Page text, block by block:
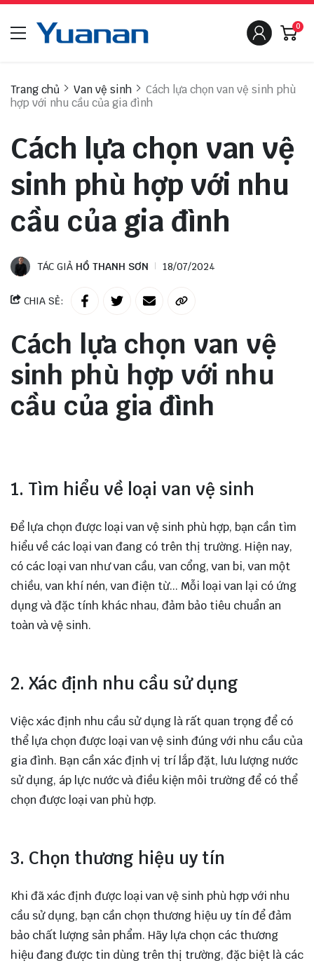
0
Trang chủ Van vệ sinh
Cách lựa chọn van vệ sinh phù
hợp với nhu cầu của gia đình
Cách lựa chọn van vệ
sinh phù hợp với nhu
cầu của gia đình
TÁC GIẢ HỒ THANH SƠN 18/07/2024
CHIA SẺ:
Cách lựa chọn van vệ
sinh phù hợp với nhu
cầu của gia đình
1. Tìm hiểu về loại van vệ sinh
Để lựa chọn được loại van vệ sinh phù hợp, bạn cần tìm
hiểu về các loại van đang có trên thị trường. Hiện nay,
có các loại van như van cầu, van cổng, van bi, van một
chiều, van khí nén, van điện từ... Mỗi loại van lại có ứng
dụng và đặc tính khác nhau, đảm bảo tiêu chuẩn an
toàn và vệ sinh.
2. Xác định nhu cầu sử dụng
Việc xác định nhu cầu sử dụng là rất quan trọng để có
thể lựa chọn được loại van vệ sinh đúng với nhu cầu của
gia đình. Bạn cần xác định vị trí lắp đặt, lưu lượng nước
sử dụng, áp lực nước và điều kiện môi trường để có thể
chọn được loại van phù hợp.
3. Chọn thương hiệu uy tín
Khi đã xác định được loại van vệ sinh phù hợp với nhu
cầu sử dụng, bạn cần chọn thương hiệu uy tín để đảm
bảo chất lượng sản phẩm. Hãy lựa chọn các thương
hiệu đang được tin dùng trên thị trường, đặc biệt là các